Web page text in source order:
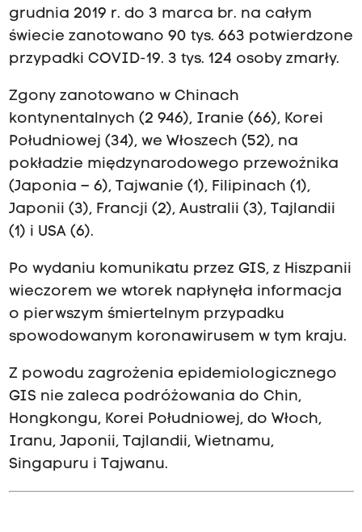
grudnia 2019 r. do 3 marca br. na całym
świecie zanotowano 90 tys. 663 potwierdzone
przypadki COVID-19. 3 tys. 124 osoby zmarły.
Zgony zanotowano w Chinach
kontynentalnych (2 946), Iranie (66), Korei
Południowej (34), we Włoszech (52), na
pokładzie międzynarodowego przewoźnika
(Japonia – 6), Tajwanie (1), Filipinach (1),
Japonii (3), Francji (2), Australii (3), Tajlandii
(1) i USA (6).
Po wydaniu komunikatu przez GIS, z Hiszpanii
wieczorem we wtorek napłynęła informacja
o pierwszym śmiertelnym przypadku
spowodowanym koronawirusem w tym kraju.
Z powodu zagrożenia epidemiologicznego
GIS nie zaleca podróżowania do Chin,
Hongkongu, Korei Południowej, do Włoch,
Iranu, Japonii, Tajlandii, Wietnamu,
Singapuru i Tajwanu.